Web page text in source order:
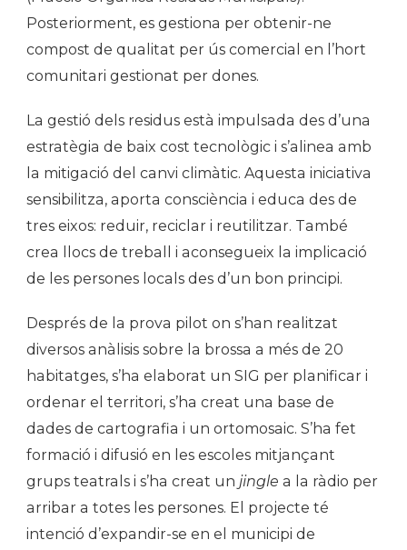
Posteriorment, es gestiona per obtenir-ne
compost de qualitat per ús comercial en l’hort
comunitari gestionat per dones.
La gestió dels residus està impulsada des d’una
estratègia de baix cost tecnològic i s’alinea amb
la mitigació del canvi climàtic. Aquesta iniciativa
sensibilitza, aporta consciència i educa des de
tres eixos: reduir, reciclar i reutilitzar. També
crea llocs de treball i aconsegueix la implicació
de les persones locals des d’un bon principi.
Després de la prova pilot on s’han realitzat
diversos anàlisis sobre la brossa a més de 20
habitatges, s’ha elaborat un SIG per planificar i
ordenar el territori, s’ha creat una base de
dades de cartografia i un ortomosaic. S’ha fet
formació i difusió en les escoles mitjançant
grups teatrals i s’ha creat un jingle a la ràdio per
arribar a totes les persones. El projecte té
intenció d’expandir-se en el municipi de